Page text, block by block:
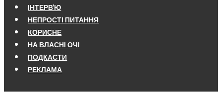
ІНТЕРВ'Ю
НЕПРОСТІ ПИТАННЯ
КОРИСНЕ
НА ВЛАСНІ ОЧІ
ПОДКАСТИ
РЕКЛАМА